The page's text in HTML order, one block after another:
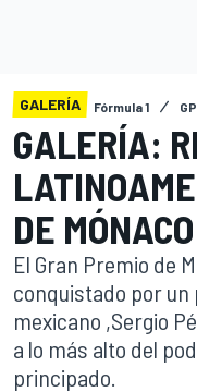
GALERÍA Fórmula 1
GALERÍA:
DE MÓNACO
El Gran Premio de
conquistado por
mexicano ,Sergio
a lo más alto del
principado.